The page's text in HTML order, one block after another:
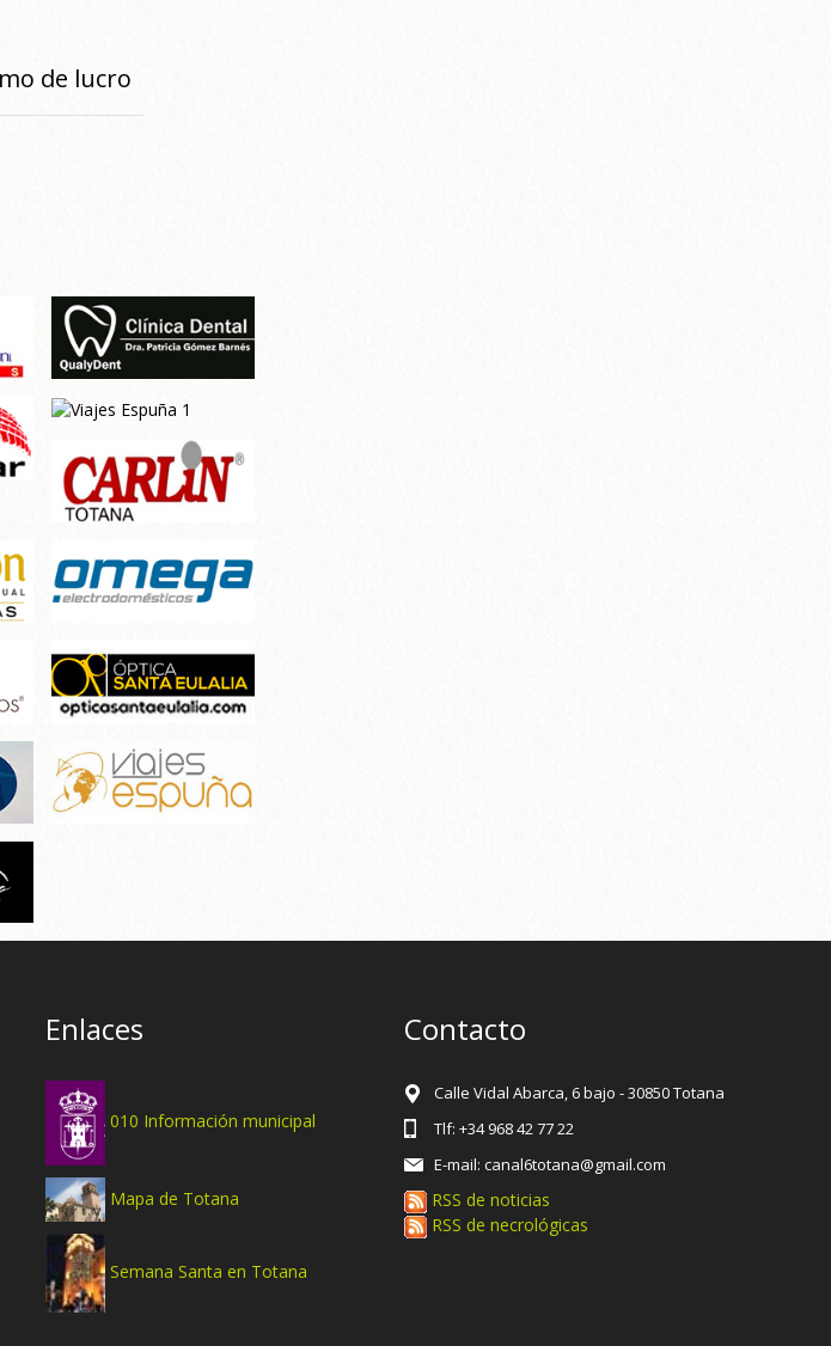
de lucro
Enlaces
010 Información municipal
Mapa de Totana
Semana Santa en Totana
Contacto
Calle Vidal Abarca, 6 bajo - 30850 Totana
Tlf: +34 968 42 77 22
E-mail: canal6totana@gmail.com
RSS de noticias
RSS de necrológicas